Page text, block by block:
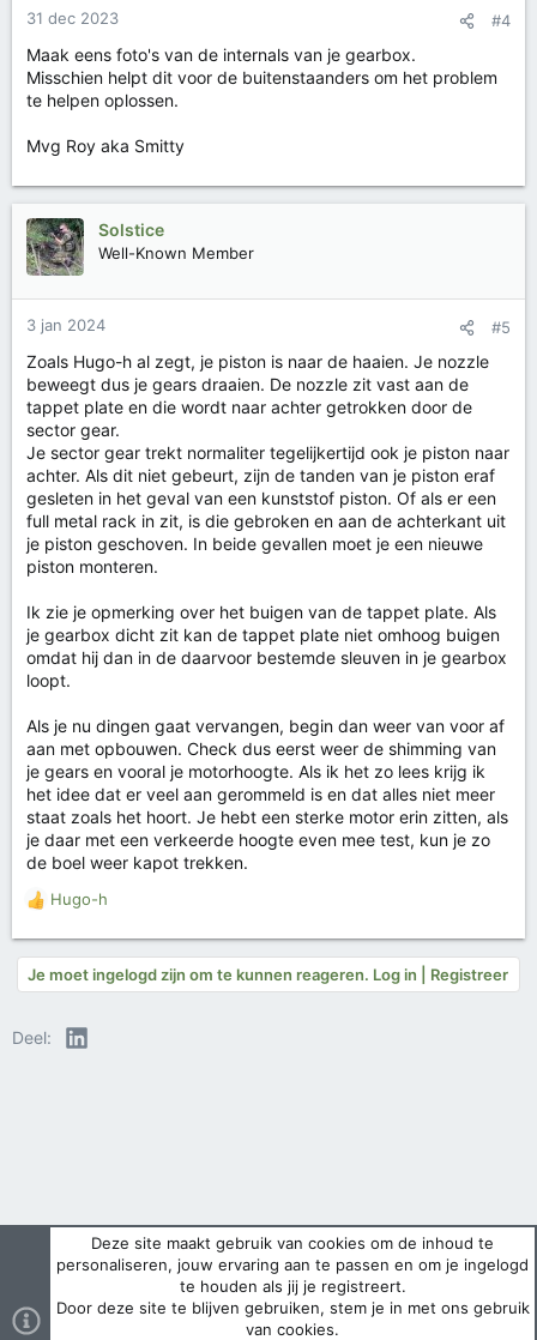
31 dec 2023 #4
Maak eens foto's van de internals van je gearbox.
Misschien helpt dit voor de buitenstaanders om het problem
te helpen oplossen.
Mvg Roy aka Smitty
Solstice
Well-Known Member
3 jan 2024 #5
Zoals Hugo-h al zegt, je piston is naar de haaien. Je nozzle
beweegt dus je gears draaien. De nozzle zit vast aan de
tappet plate en die wordt naar achter getrokken door de
sector gear.
Je sector gear trekt normaliter tegelijkertijd ook je piston naar
achter. Als dit niet gebeurt, zijn de tanden van je piston eraf
gesleten in het geval van een kunststof piston. Of als er een
full metal rack in zit, is die gebroken en aan de achterkant uit
je piston geschoven. In beide gevallen moet je een nieuwe
piston monteren.
Ik zie je opmerking over het buigen van de tappet plate. Als
je gearbox dicht zit kan de tappet plate niet omhoog buigen
omdat hij dan in de daarvoor bestemde sleuven in je gearbox
loopt.
Als je nu dingen gaat vervangen, begin dan weer van voor af
aan met opbouwen. Check dus eerst weer de shimming van
je gears en vooral je motorhoogte. Als ik het zo lees krijg ik
het idee dat er veel aan gerommeld is en dat alles niet meer
staat zoals het hoort. Je hebt een sterke motor erin zitten, als
je daar met een verkeerde hoogte even mee test, kun je zo
de boel weer kapot trekken.
W
r
d
r
Hugo-h
Je moet ingelogd zijn om te kunnen reageren. Log in | Registreer
Deel: LinkedIn
Deze site maakt gebruik van cookies om de inhoud te
personaliseren, jouw ervaring aan te passen en om je ingelogd
te houden als jij je registreert.
Door deze site te blijven gebruiken, stem je in met ons gebruik
van cookies.